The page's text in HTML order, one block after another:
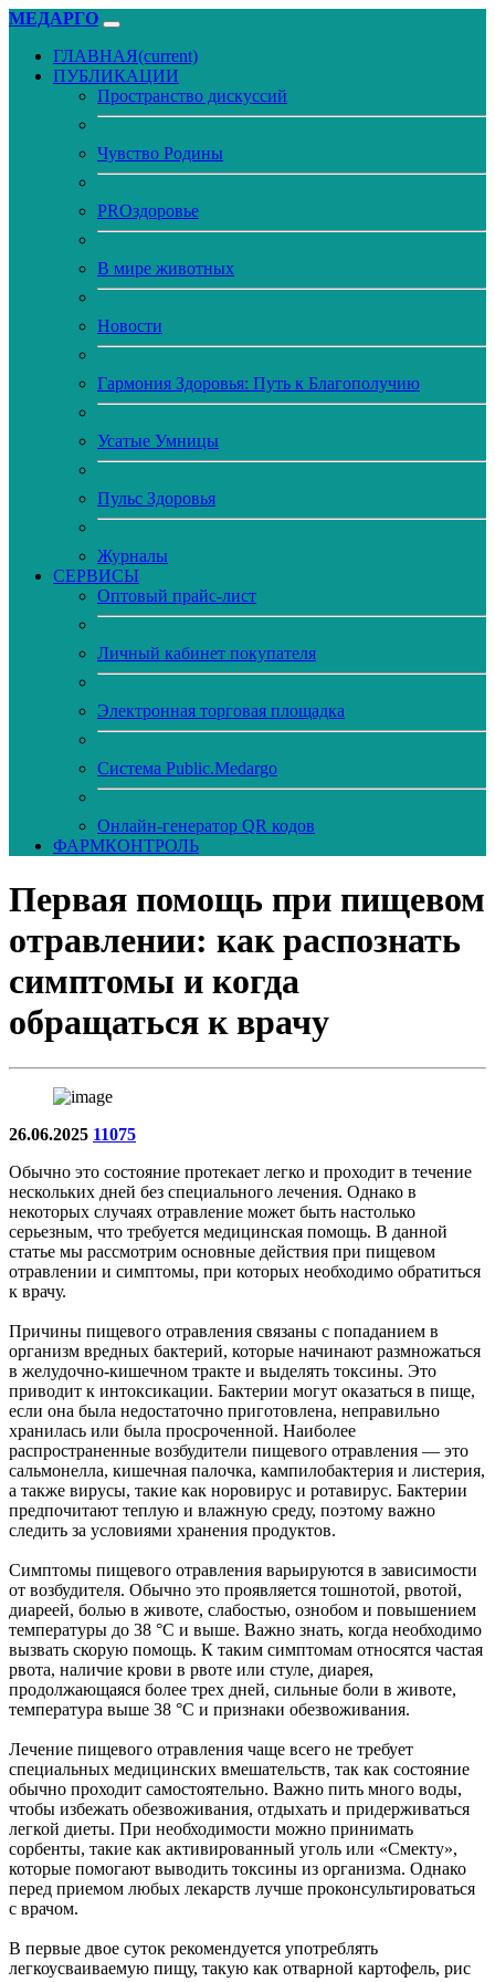
МЕДАРГО
ГЛАВНАЯ(current)
ПУБЛИКАЦИИ
Пространство дискуссий
Чувство Родины
PROздоровье
В мире животных
Новости
Гармония Здоровья: Путь к Благополучию
Усатые Умницы
Пульс Здоровья
Журналы
CЕРВИСЫ
Оптовый прайс-лист
Личный кабинет покупателя
Электронная торговая площадка
Система Public.Medargo
Онлайн-генератор QR кодов
ФАРМКОНТРОЛЬ
Первая помощь при пищевом
отравлении: как распознать
симптомы и когда
обращаться к врачу
26.06.2025 11075
Обычно это состояние протекает легко и проходит в течение
нескольких дней без специального лечения. Однако в
некоторых случаях отравление может быть настолько
серьезным, что требуется медицинская помощь. В данной
статье мы рассмотрим основные действия при пищевом
отравлении и симптомы, при которых необходимо обратиться
к врачу.
Причины пищевого отравления связаны с попаданием в
организм вредных бактерий, которые начинают размножаться
в желудочно-кишечном тракте и выделять токсины. Это
приводит к интоксикации. Бактерии могут оказаться в пище,
если она была недостаточно приготовлена, неправильно
хранилась или была просроченной. Наиболее
распространенные возбудители пищевого отравления — это
сальмонелла, кишечная палочка, кампилобактерия и листерия,
а также вирусы, такие как норовирус и ротавирус. Бактерии
предпочитают теплую и влажную среду, поэтому важно
следить за условиями хранения продуктов.
Симптомы пищевого отравления варьируются в зависимости
от возбудителя. Обычно это проявляется тошнотой, рвотой,
диареей, болью в животе, слабостью, ознобом и повышением
температуры до 38 °C и выше. Важно знать, когда необходимо
вызвать скорую помощь. К таким симптомам относятся частая
рвота, наличие крови в рвоте или стуле, диарея,
продолжающаяся более трех дней, сильные боли в животе,
температура выше 38 °C и признаки обезвоживания.
Лечение пищевого отравления чаще всего не требует
специальных медицинских вмешательств, так как состояние
обычно проходит самостоятельно. Важно пить много воды,
чтобы избежать обезвоживания, отдыхать и придерживаться
легкой диеты. При необходимости можно принимать
сорбенты, такие как активированный уголь или «Смекту»,
которые помогают выводить токсины из организма. Однако
перед приемом любых лекарств лучше проконсультироваться
с врачом.
В первые двое суток рекомендуется употреблять
легкоусваиваемую пищу, такую как отварной картофель, рис